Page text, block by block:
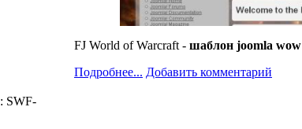
: SWF-
FJ World of Warcraft - шаблон joomla wow
Подробнее... Добавить комментарий